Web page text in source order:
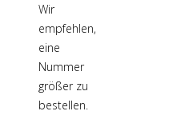
werden
Wir
empfehlen,
eine
Nummer
größer zu
bestellen.